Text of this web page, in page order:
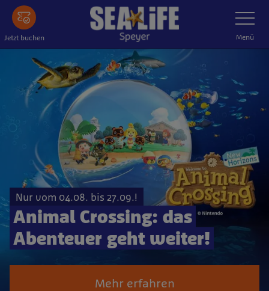
Zum Hauptinhalt springen
Jetzt buchen Menü
Nur vom 04.08. bis 27.09.!
Animal Crossing: das
Abenteuer geht weiter!
Mehr erfahren